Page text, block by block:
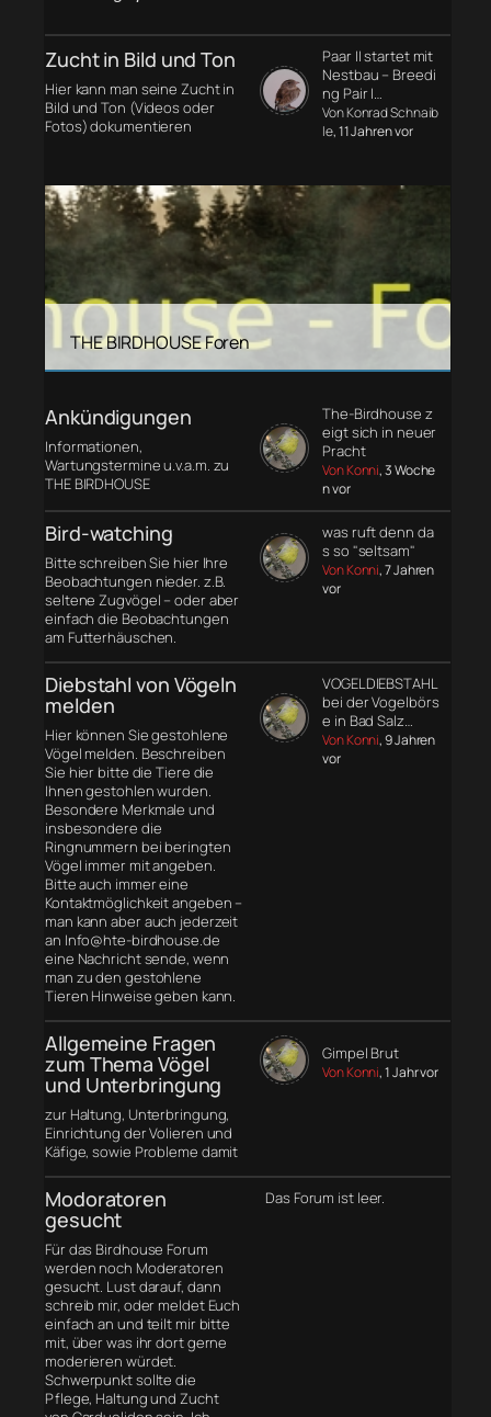
Zucht in Bild und Ton
Hier kann man seine Zucht in
Bild und Ton (Videos oder
Fotos) dokumentieren
Paar II startet mit
Nestbau – Breedi
ng Pair I…
Von Konrad Schnaib
le, 11 Jahren vor
THE BIRDHOUSE Foren
Ankündigungen
Informationen,
Wartungstermine u.v.a.m. zu
THE BIRDHOUSE
The-Birdhouse z
eigt sich in neuer
Pracht
Von Konni, 3 Woche
n vor
Bird-watching
Bitte schreiben Sie hier Ihre
Beobachtungen nieder. z.B.
seltene Zugvögel – oder aber
einfach die Beobachtungen
am Futterhäuschen.
was ruft denn da
s so "seltsam"
Von Konni, 7 Jahren
vor
Diebstahl von Vögeln
melden
Hier können Sie gestohlene
Vögel melden. Beschreiben
Sie hier bitte die Tiere die
Ihnen gestohlen wurden.
Besondere Merkmale und
insbesondere die
Ringnummern bei beringten
Vögel immer mit angeben.
Bitte auch immer eine
Kontaktmöglichkeit angeben –
man kann aber auch jederzeit
an Info@hte-birdhouse.de
eine Nachricht sende, wenn
man zu den gestohlene
Tieren Hinweise geben kann.
VOGELDIEBSTAHL
bei der Vogelbörs
e in Bad Salz…
Von Konni, 9 Jahren
vor
Allgemeine Fragen
zum Thema Vögel
und Unterbringung
zur Haltung, Unterbringung,
Einrichtung der Volieren und
Käfige, sowie Probleme damit
Gimpel Brut
Von Konni, 1 Jahr vor
Modoratoren
gesucht
Für das Birdhouse Forum
werden noch Moderatoren
gesucht. Lust darauf, dann
schreib mir, oder meldet Euch
einfach an und teilt mir bitte
mit, über was ihr dort gerne
moderieren würdet.
Schwerpunkt sollte die
Pflege, Haltung und Zucht
Das Forum ist leer.